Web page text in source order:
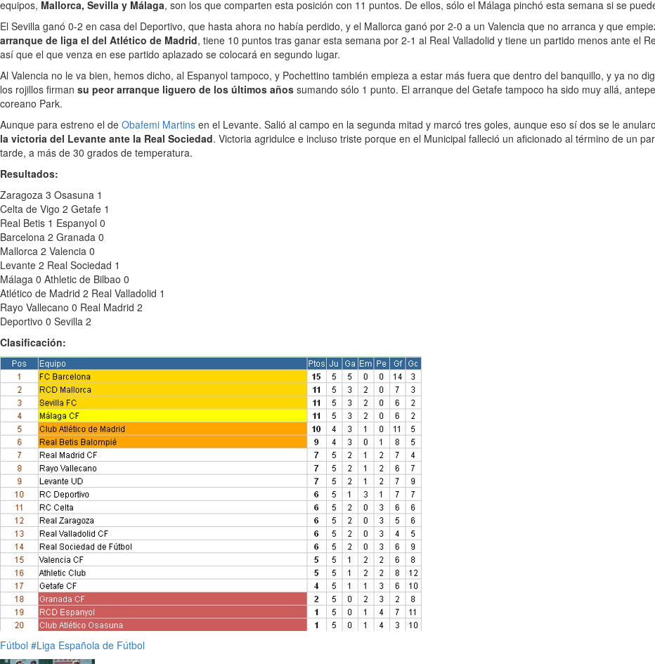
equipos, Mallorca, Sevilla y Málaga, son los que comparten esta posición con 11 puntos. De ellos, sólo el Málaga pinchó esta semana si se
El Sevilla ganó 0-2 en casa del Deportivo, que hasta ahora no había perdido, y el Mallorca ganó por 2-0 a un Valencia que no arranca y que
arranque de liga el del Atlético de Madrid, tiene 10 puntos tras ganar esta semana por 2-1 al Real Valladolid y tiene un partido menos ante el
así que el que venza en ese partido aplazado se colocará en segundo lugar.
Al Valencia no le va bien, hemos dicho, al Espanyol tampoco, y Pochettino también empieza a estar más fuera que dentro del banquillo, y ya no
los rojillos firman su peor arranque liguero de los últimos años sumando sólo 1 punto. El arranque del Getafe tampoco ha sido muy allá,
coreano Park.
Aunque para estreno el de Obafemi Martins en el Levante. Salió al campo en la segunda mitad y marcó tres goles, aunque eso sí dos se le
la victoria del Levante ante la Real Sociedad. Victoria agridulce e incluso triste porque en el Municipal falleció un aficionado al término de un
tarde, a más de 30 grados de temperatura.
Resultados:
Zaragoza 3 Osasuna 1
Celta de Vigo 2 Getafe 1
Real Betis 1 Espanyol 0
Barcelona 2 Granada 0
Mallorca 2 Valencia 0
Levante 2 Real Sociedad 1
Málaga 0 Athletic de Bilbao 0
Atlético de Madrid 2 Real Valladolid 1
Rayo Vallecano 0 Real Madrid 2
Deportivo 0 Sevilla 2
Clasificación:
Fútbol #Liga Española de Fútbol